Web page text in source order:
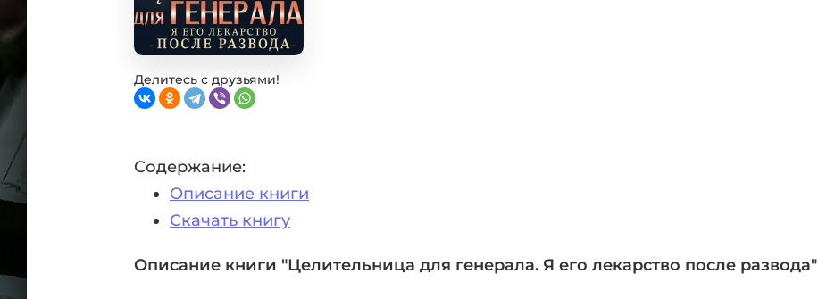
Делитесь с друзьями!
Содержание:
Описание книги
Скачать книгу
Описание книги "Целительница для генерала. Я его лекарство после развода"